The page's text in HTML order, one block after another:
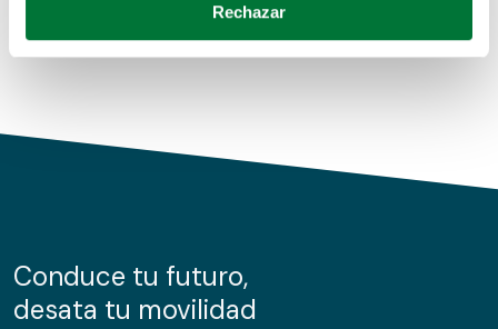
Obtenga más información sobre cómo se procesan sus
de cookies.
información sobre el uso que haga del sitio web con
nuestros partners de redes sociales, publicidad y análisis
Rechazar
Conduce tu futuro,
desata tu movilidad